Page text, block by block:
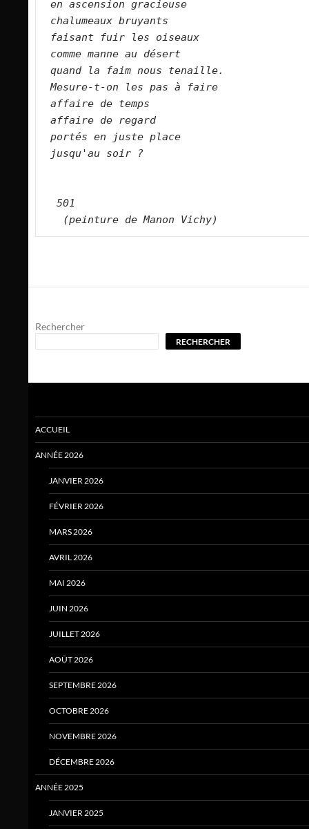
en ascension gracieuse
chalumeaux bruyants
faisant fuir les oiseaux
comme manne au désert
quand la faim nous tenaille.
Mesure-t-on les pas à faire
affaire de temps
affaire de regard
portés en juste place
jusqu'au soir ?
501
(peinture de Manon Vichy)
Rechercher
RECHERCHER
ACCUEIL
ANNÉE 2026
JANVIER 2026
FÉVRIER 2026
MARS 2026
AVRIL 2026
MAI 2026
JUIN 2026
JUILLET 2026
AOÛT 2026
SEPTEMBRE 2026
OCTOBRE 2026
NOVEMBRE 2026
DÉCEMBRE 2026
ANNÉE 2025
JANVIER 2025